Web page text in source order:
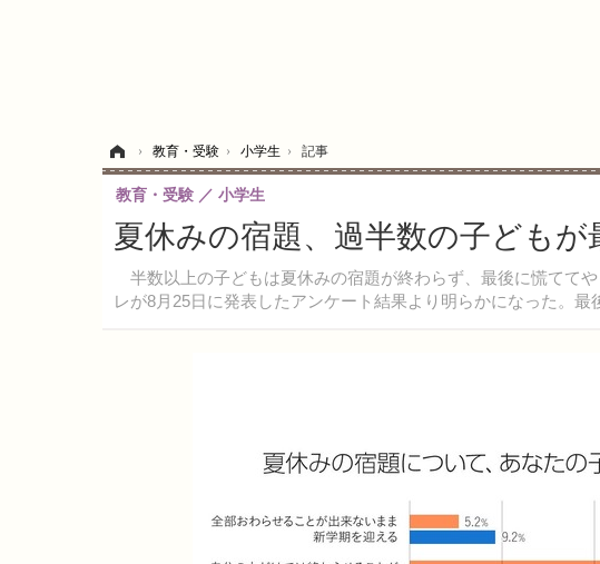
› 教育・受験 › 小学生 › 記事
夏休みの宿題、過半数の子どもが
半数以上の子どもは夏休みの宿題が終わらず、最後に慌てて
レが8月25日に発表したアンケート結果より明らかになった。最
教育・受験 小学生